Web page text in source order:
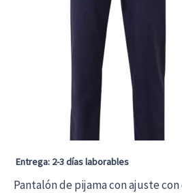
Entrega: 2-3 días laborables
Pantalón de pijama con ajuste